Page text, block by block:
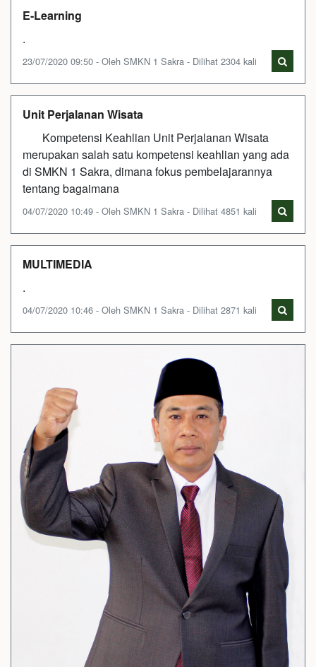
E-Learning
.
23/07/2020 09:50 - Oleh SMKN 1 Sakra - Dilihat 2304 kali
Unit Perjalanan Wisata
Kompetensi Keahlian Unit Perjalanan Wisata
merupakan salah satu kompetensi keahlian yang ada
di SMKN 1 Sakra, dimana fokus pembelajarannya
tentang bagaimana
04/07/2020 10:49 - Oleh SMKN 1 Sakra - Dilihat 4851 kali
MULTIMEDIA
.
04/07/2020 10:46 - Oleh SMKN 1 Sakra - Dilihat 2871 kali